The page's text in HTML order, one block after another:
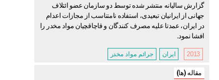
گزارش سالیانه منتشر شده توسط دو سازمان عضو ائتلاف
جهانی از ایرانیان تبعیدی، استفاده نامتناسب از مجازات اعدام
در ایران، عمدتا علیه مصرف کنندگان و قاچاقچیان مواد مخدر را
افشا نمود.
2013 ایران جرائم مواد مخدر
مقاله (ها)